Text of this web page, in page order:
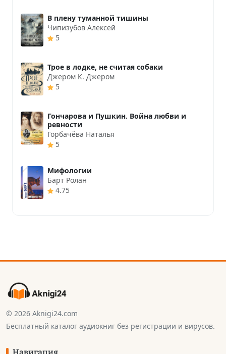
В плену туманной тишины
Чипизубов Алексей
5
Трое в лодке, не считая собаки
Джером К. Джером
5
Гончарова и Пушкин. Война любви и
ревности
Горбачёва Наталья
5
Мифологии
Барт Ролан
4.75
© 2026 Aknigi24.com
Бесплатный каталог аудиокниг без регистрации и вирусов.